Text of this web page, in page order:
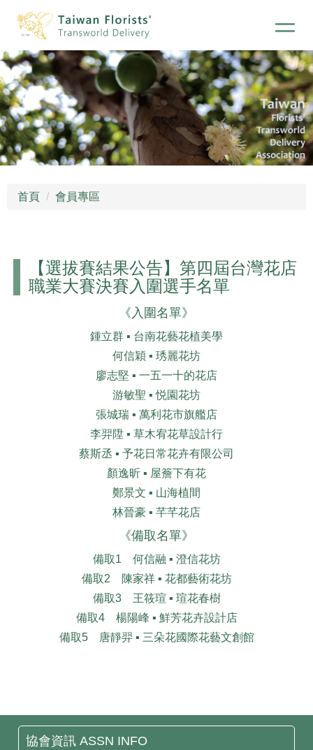
首頁 會員專區
【選拔賽結果公告】第四屆台灣花店
職業大賽決賽入圍選手名單
《入圍名單》
鍾立群 ▪︎ 台南花藝花植美學
何信穎 ▪︎ 琇麗花坊
廖志堅 ▪︎ 一五一十的花店
游敏聖 ▪︎ 悦園花坊
張城瑞 ▪︎ 萬利花市旗艦店
李羿陞 ▪︎ 草木宥花草設計行
蔡斯丞 ▪︎ 予花日常花卉有限公司
顏逸昕 ▪︎ 屋簷下有花
鄭景文 ▪︎ 山海植間
林晉豪 ▪︎ 芊芊花店
《備取名單》
備取1 何信融 ▪︎ 澄信花坊
備取2 陳家祥 ▪︎ 花都藝術花坊
備取3 王筱瑄 ▪︎ 瑄花春樹
備取4 楊陽峰 ▪︎ 鮮芳花卉設計店
備取5 唐靜羿 ▪︎ 三朵花國際花藝文創館
協會資訊 ASSN INFO